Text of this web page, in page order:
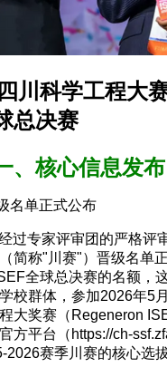
川科学工程大
总决赛
、核心信息发布
名单正式公布
过专家评审团的严格评
简称"川赛"）晋级名单
全球总决赛的名额，
校群体，参加2026年5
大奖赛（Regeneron
方平台（https://ch-
2026赛季川赛的核心选